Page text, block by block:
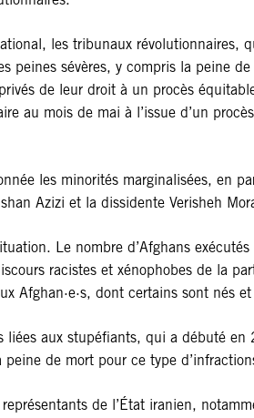
les tribunaux
peines sévères, y compris la peine
de leur droit à un procès
au mois de mai à l’issue d’un
les minorités marginalisées, en
Azizi et la dissidente Verisheh
Le nombre d’Afghans
racistes et xénophobes de la
Afghan·e·s, dont certains sont nés
liées aux stupéfiants, qui a débuté
de mort pour ce type
de l’État iranien,